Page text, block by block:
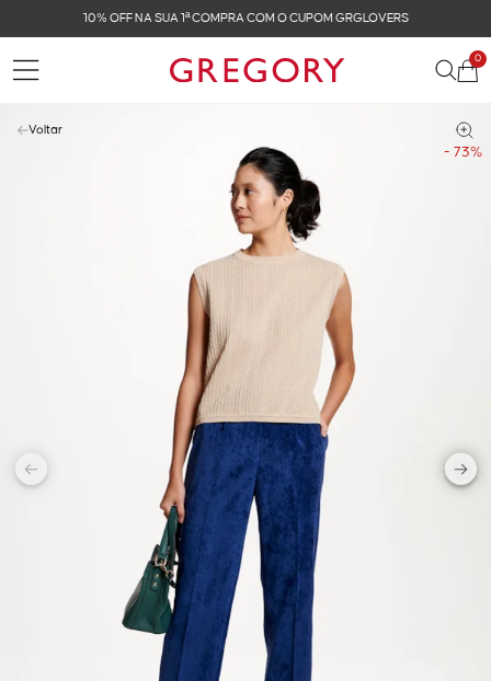
10% OFF NA SUA 1ª COMPRA COM O CUPOM GRGLOVERS
0
- 73%
Voltar